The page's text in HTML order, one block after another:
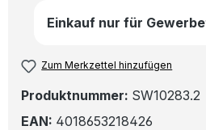
Einkauf nur für
Zum Merkzettel hinzufügen
Produktnummer: SW10283.2
EAN: 4018653218426